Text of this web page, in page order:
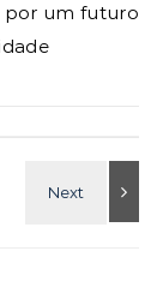
por um futuro